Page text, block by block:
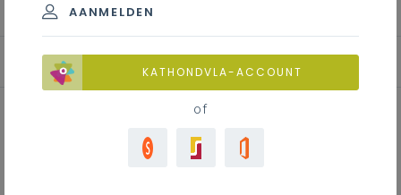
Eigendomsrecht
AANMELDEN
KATHONDVLA-ACCOUNT
of